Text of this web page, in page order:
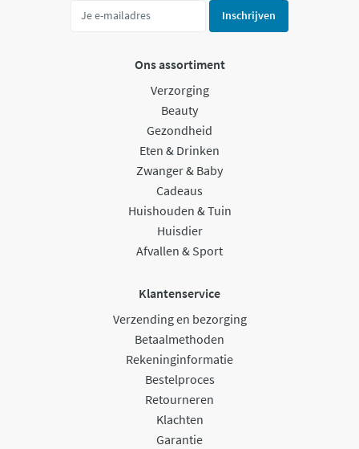
Inschrijven
Ons assortiment
Verzorging
Beauty
Gezondheid
Eten & Drinken
Zwanger & Baby
Cadeaus
Huishouden & Tuin
Huisdier
Afvallen & Sport
Klantenservice
Verzending en bezorging
Betaalmethoden
Rekeninginformatie
Bestelproces
Retourneren
Klachten
Garantie